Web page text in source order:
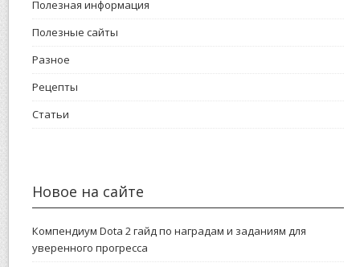
Полезная информация
Полезные сайты
Разное
Рецепты
Статьи
Новое на сайте
Компендиум Dota 2 гайд по наградам и заданиям для
уверенного прогресса